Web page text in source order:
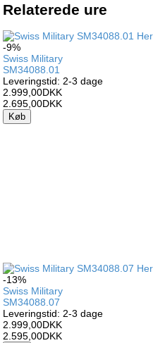
Relaterede ure
-9%
Swiss Military
SM34088.01
Leveringstid: 2-3 dage
2.999,00DKK
2.695,00DKK
Køb
-13%
Swiss Military
SM34088.07
Leveringstid: 2-3 dage
2.999,00DKK
2.595,00DKK